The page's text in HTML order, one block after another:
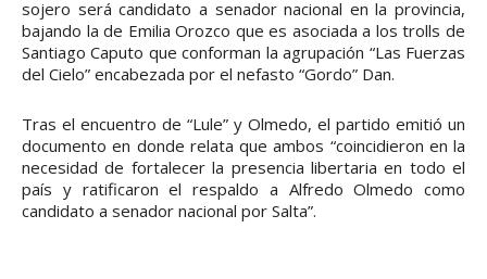
sojero será candidato a senador nacional en la provincia,
bajando la de Emilia Orozco que es asociada a los trolls de
Santiago Caputo que conforman la agrupación “Las Fuerzas
del Cielo” encabezada por el nefasto “Gordo” Dan.
Tras el encuentro de “Lule” y Olmedo, el partido emitió un
documento en donde relata que ambos “coincidieron en la
necesidad de fortalecer la presencia libertaria en todo el
país y ratificaron el respaldo a Alfredo Olmedo como
candidato a senador nacional por Salta”.